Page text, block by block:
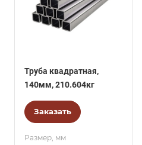
Труба квадратная,
140мм, 210.604кг
Заказать
Размер, мм